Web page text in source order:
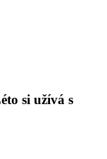
si užívá s